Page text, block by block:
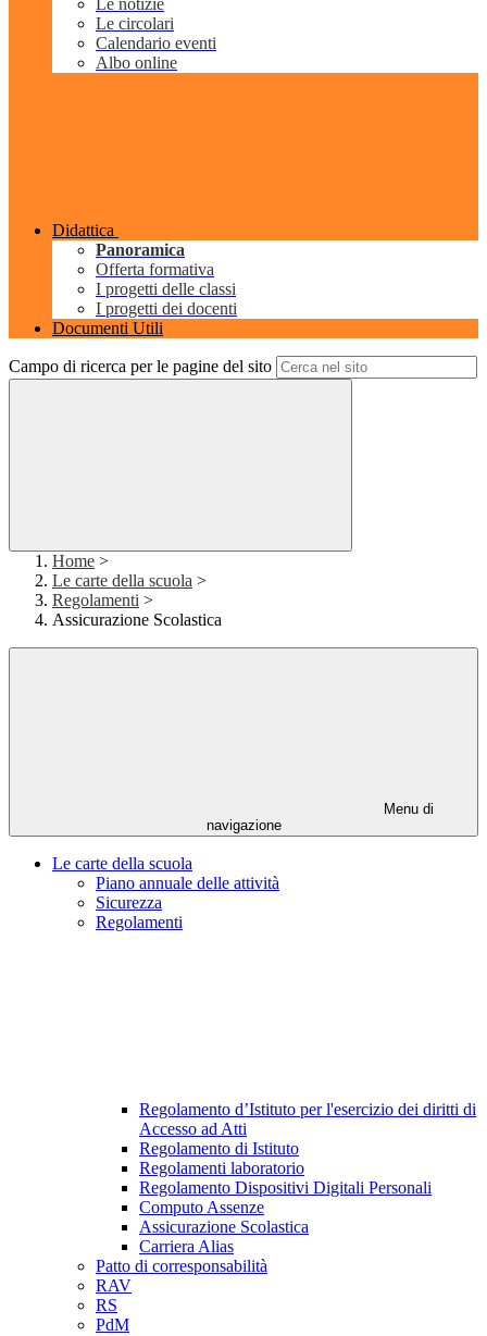
Le notizie
Le circolari
Calendario eventi
Albo online
Didattica
Panoramica
Offerta formativa
I progetti delle classi
I progetti dei docenti
Documenti Utili
Campo di ricerca per le pagine del sito
Home >
Le carte della scuola >
Regolamenti >
Assicurazione Scolastica
Menu di
navigazione
Le carte della scuola
Piano annuale delle attività
Sicurezza
Regolamenti
Regolamento d’Istituto per l'esercizio dei diritti di
Accesso ad Atti
Regolamento di Istituto
Regolamenti laboratorio
Regolamento Dispositivi Digitali Personali
Computo Assenze
Assicurazione Scolastica
Carriera Alias
Patto di corresponsabilità
RAV
RS
PdM